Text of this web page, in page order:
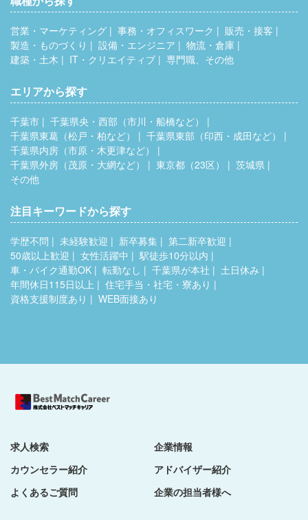
営業・マーケティング 事務・オフィスワーク
販売・接客
製造・ものづくり
設備・エンジニア
物流・倉庫
建築・土木
IT・クリエイティブ 専門職、その他
エリアから探す
千葉市
千葉県央・西部（市川・船橋など）
千葉県東葛（松戸・柏など）
千葉県東部（印西・成田など）
千葉県内房（市原・木更津など）
千葉県外房（茂原・大網など）
東京都（23区）
茨城県
その他
注目キーワードから探す
学歴不問 未経験歓迎 新卒募集
第二新卒歓迎
50歳以上歓迎
女性活躍中
駅徒歩10分以内
車・バイク通勤OK
転勤なし 千葉県が本社
土日休み
年間休日115日以上
住宅手当・社宅・寮あり
資格支援制度あり
WEB面接あり
求人検索
企業情報
カウンセラー紹介
アドバイザー紹介
よくあるご質問
企業の担当者様へ